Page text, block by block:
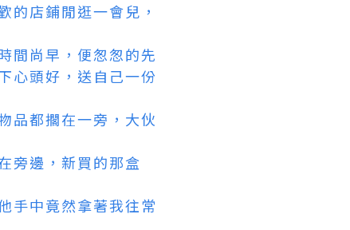
的店鋪閒逛一會兒，
間尚早，便怱怱的先
心頭好，送自己一份
品都擱在一旁，大伙
旁邊，新買的那盒
手中竟然拿著我往常